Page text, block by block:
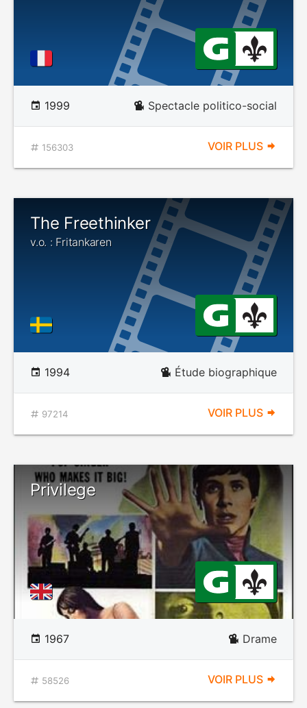
1999 Spectacle politico-social
156303 VOIR PLUS
The Freethinker
v.o. : Fritankaren
1994 Étude biographique
97214 VOIR PLUS
Privilege
1967 Drame
58526 VOIR PLUS